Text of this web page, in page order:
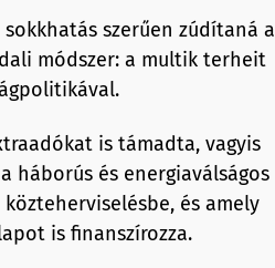
szerűen zúdítaná a
módszer: a multik terheit
is támadta, vagyis
háborús és energiaválságos
és amely
is finanszírozza.